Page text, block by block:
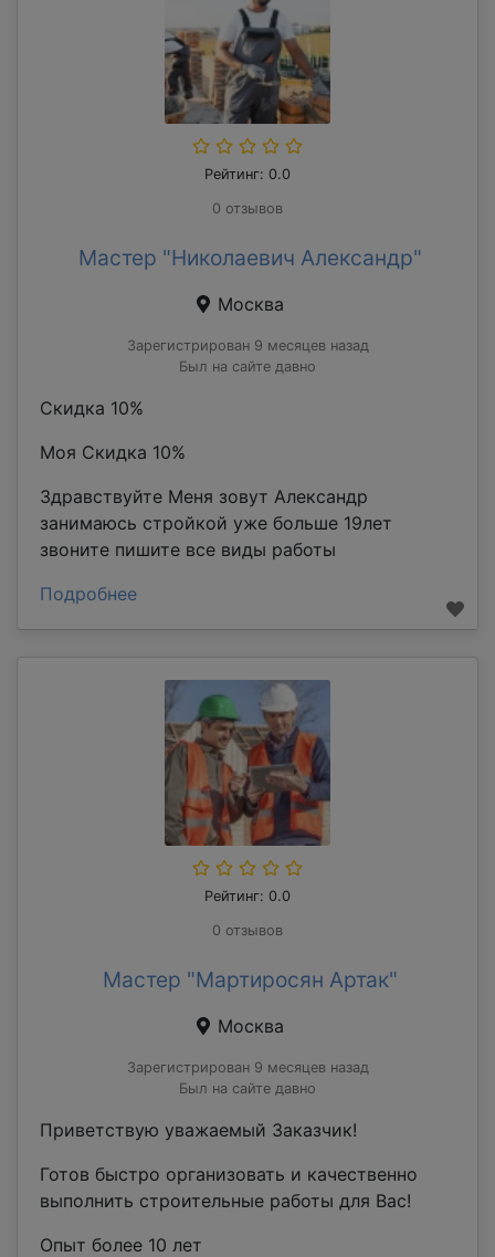
Рейтинг: 0.0
0 отзывов
Мастер "Николаевич Александр"
Москва
Зарегистрирован 9 месяцев назад
Был на сайте давно
Скидка 10%
Моя Скидка 10%
Здравствуйте Меня зовут Александр
занимаюсь стройкой уже больше 19лет
звоните пишите все виды работы
Подробнее
Рейтинг: 0.0
0 отзывов
Мастер "Мартиросян Артак"
Москва
Зарегистрирован 9 месяцев назад
Был на сайте давно
Приветствую уважаемый Заказчик!
Готов быстро организовать и качественно
выполнить строительные работы для Вас!
Опыт более 10 лет